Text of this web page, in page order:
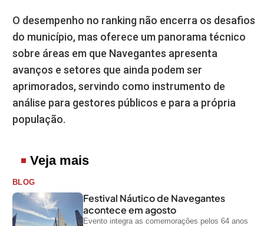
O desempenho no ranking não encerra os desafios
do município, mas oferece um panorama técnico
sobre áreas em que Navegantes apresenta
avanços e setores que ainda podem ser
aprimorados, servindo como instrumento de
análise para gestores públicos e para a própria
população.
Veja mais
BLOG
Festival Náutico de Navegantes
acontece em agosto
Evento integra as comemorações pelos 64 anos